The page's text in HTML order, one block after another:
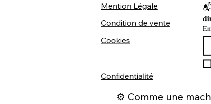
Mention Légale
Condition de vente
Cookies
Confidentialité
📬
⚙️ Comme une